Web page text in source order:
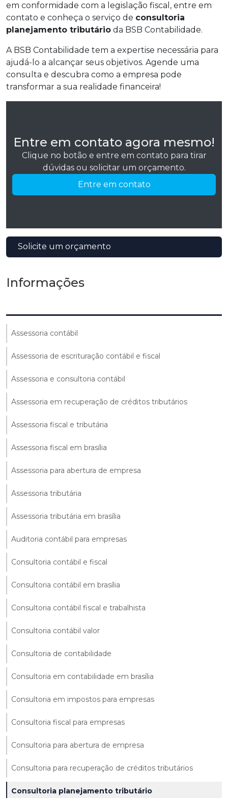
em conformidade com a legislação fiscal, entre em
contato e conheça o serviço de consultoria
planejamento tributário da BSB Contabilidade.
A BSB Contabilidade tem a expertise necessária para
ajudá-lo a alcançar seus objetivos. Agende uma
consulta e descubra como a empresa pode
transformar a sua realidade financeira!
Entre em contato agora mesmo!
Clique no botão e entre em contato para tirar
dúvidas ou solicitar um orçamento.
Entre em contato
Solicite um orçamento
Informações
Assessoria contábil
Assessoria de escrituração contábil e fiscal
Assessoria e consultoria contábil
Assessoria em recuperação de créditos tributários
Assessoria fiscal e tributária
Assessoria fiscal em brasília
Assessoria para abertura de empresa
Assessoria tributária
Assessoria tributária em brasília
Auditoria contábil para empresas
Consultoria contábil e fiscal
Consultoria contábil em brasília
Consultoria contábil fiscal e trabalhista
Consultoria contábil valor
Consultoria de contabilidade
Consultoria em contabilidade em brasília
Consultoria em impostos para empresas
Consultoria fiscal para empresas
Consultoria para abertura de empresa
Consultoria para recuperação de créditos tributários
Consultoria planejamento tributário